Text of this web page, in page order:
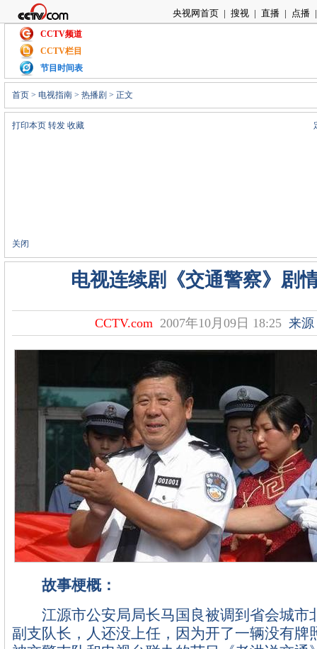
央视网首页 | 搜视 | 直播 | 点播 |
CCTV频道
CCTV栏目
节目时间表
首页 > 电视指南 > 热播剧 > 正文
打印本页 转发 收藏
关闭
电视连续剧《交通警察》剧
CCTV.com 2007年10月09日 18:25来
故事梗概：
江源市公安局局长马国良被调到省会城市
副支队长，人还没上任，因为开了一辆没有牌